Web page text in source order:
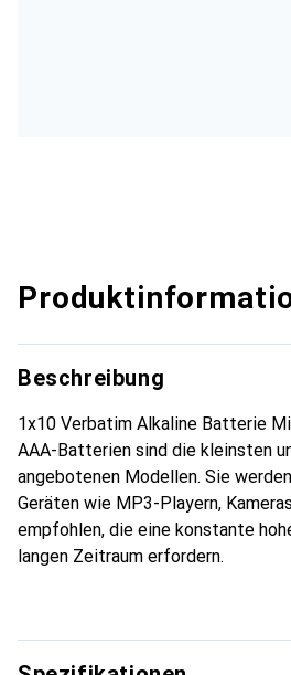
Beschreibung
1x10 Verbatim Alkaline Batterie
AAA-Batterien sind die kleinsten
angebotenen Modellen. Sie
Geräten wie MP3-Playern,
empfohlen, die eine konstante
langen Zeitraum erfordern.